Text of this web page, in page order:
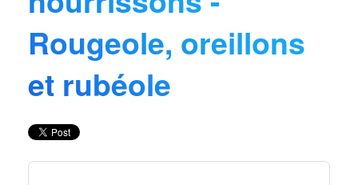
Rougeole, oreillons
et rubéole